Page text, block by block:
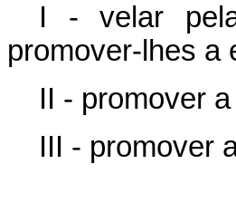
I - velar
promover-lhes a
II - promover
III - promover